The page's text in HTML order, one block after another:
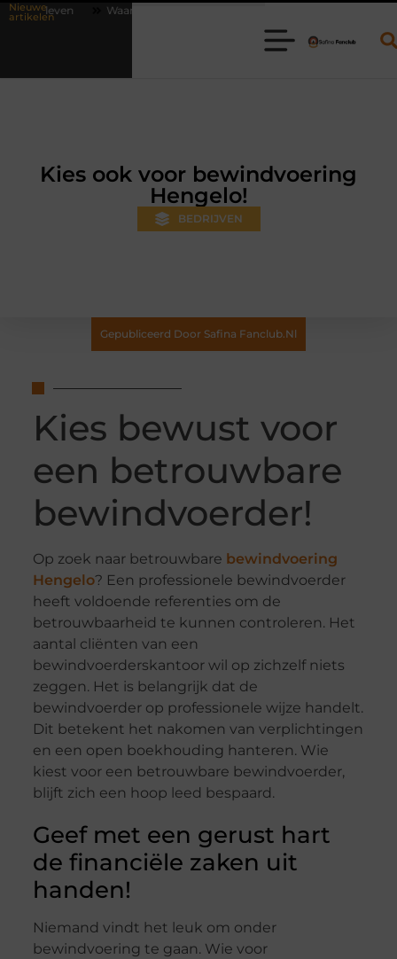
Nieuwe
artikelenonline vlees bestellen steeds gewoner wordt
Kies ook voor bewindvoering
Hengelo!
BEDRIJVEN
Gepubliceerd Door Safina Fanclub.nl
Kies bewust voor
een betrouwbare
bewindvoerder!
Op zoek naar betrouwbare bewindvoering
Hengelo? Een professionele bewindvoerder
heeft voldoende referenties om de
betrouwbaarheid te kunnen controleren. Het
aantal cliënten van een
bewindvoerderskantoor wil op zichzelf niets
zeggen. Het is belangrijk dat de
bewindvoerder op professionele wijze handelt.
Dit betekent het nakomen van verplichtingen
en een open boekhouding hanteren. Wie
kiest voor een betrouwbare bewindvoerder,
blijft zich een hoop leed bespaard.
Geef met een gerust hart
de financiële zaken uit
handen!
Niemand vindt het leuk om onder
bewindvoering te gaan. Wie voor